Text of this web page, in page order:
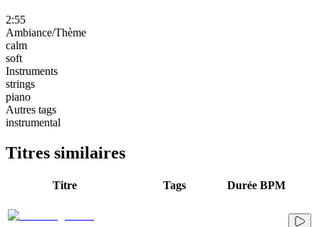
2:55
Ambiance/Thème
calm
soft
Instruments
strings
piano
Autres tags
instrumental
Titres similaires
Titre Tags Durée BPM